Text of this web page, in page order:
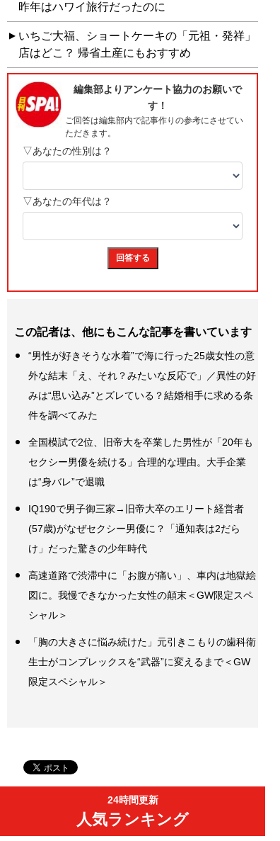
昨年はハワイ旅行だったのに
いちご大福、ショートケーキの「元祖・発祥」
店はどこ？ 帰省土産にもおすすめ
この記者は、他にもこんな記事を書いています
“男性が好きそうな水着”で海に行った25歳女性の意
外な結末「え、それ？みたいな反応で」／異性の好
みは“思い込み”とズレている？結婚相手に求める条
件を調べてみた
全国模試で2位、旧帝大を卒業した男性が「20年も
セクシー男優を続ける」合理的な理由。大手企業
は“身バレ”で退職
IQ190で男子御三家→旧帝大卒のエリート経営者
(57歳)がなぜセクシー男優に？「通知表は2だら
け」だった驚きの少年時代
高速道路で渋滞中に「お腹が痛い」、車内は地獄絵
図に。我慢できなかった女性の顛末＜GW限定スペ
シャル＞
「胸の大きさに悩み続けた」元引きこもりの歯科衛
生士がコンプレックスを“武器”に変えるまで＜GW
限定スペシャル＞
24時間更新
人気ランキング